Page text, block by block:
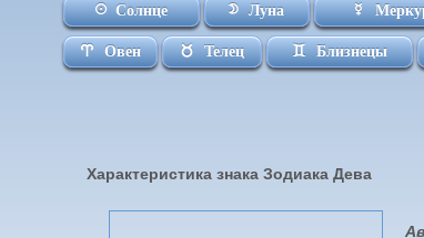
Солнце Луна
Овен Телец Близнецы
Характеристика знака Зодиака Дева